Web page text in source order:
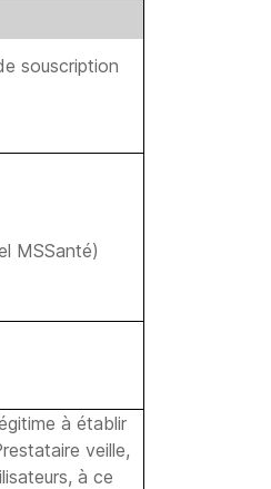
souscription
MSSanté)
à établir
veille,
à ce